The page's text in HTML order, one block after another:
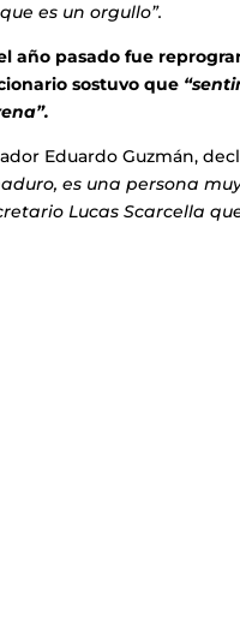
es un orgullo”.
año pasado fue
sostuvo que
Eduardo Guzmán,
es una persona
Lucas Scarcella